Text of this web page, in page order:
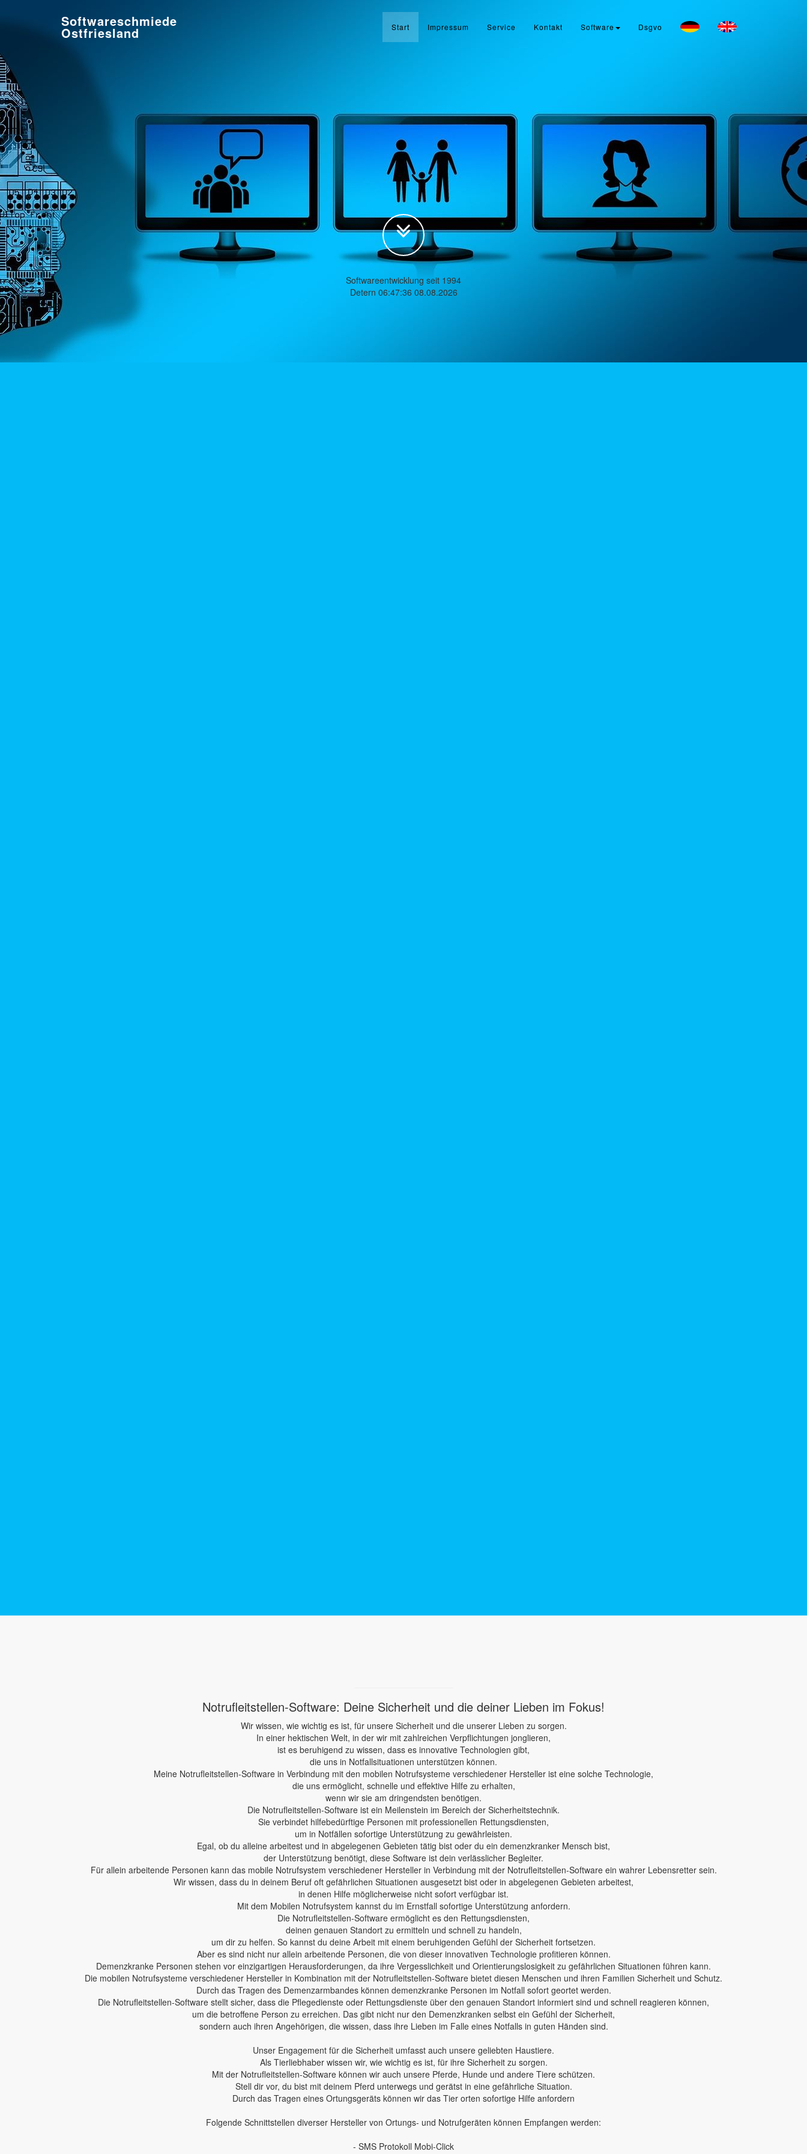
Softwareschmiede
Ostfriesland Start Impressum Service Kontakt Software Dsgvo
Softwareentwicklung seit 1994
Detern 06:47:36 08.08.2026
Notrufleitstellen-Software: Deine Sicherheit und die deiner Lieben im Fokus!
Wir wissen, wie wichtig es ist, für unsere Sicherheit und die unserer Lieben zu sorgen.
In einer hektischen Welt, in der wir mit zahlreichen Verpflichtungen jonglieren,
ist es beruhigend zu wissen, dass es innovative Technologien gibt,
die uns in Notfallsituationen unterstützen können.
Meine Notrufleitstellen-Software in Verbindung mit den mobilen Notrufsysteme verschiedener Hersteller ist eine solche Technologie,
die uns ermöglicht, schnelle und effektive Hilfe zu erhalten,
wenn wir sie am dringendsten benötigen.
Die Notrufleitstellen-Software ist ein Meilenstein im Bereich der Sicherheitstechnik.
Sie verbindet hilfebedürftige Personen mit professionellen Rettungsdiensten,
um in Notfällen sofortige Unterstützung zu gewährleisten.
Egal, ob du alleine arbeitest und in abgelegenen Gebieten tätig bist oder du ein demenzkranker Mensch bist,
der Unterstützung benötigt, diese Software ist dein verlässlicher Begleiter.
Für allein arbeitende Personen kann das mobile Notrufsystem verschiedener Hersteller in Verbindung mit der Notrufleitstellen-Software ein wahrer Lebensretter sein.
Wir wissen, dass du in deinem Beruf oft gefährlichen Situationen ausgesetzt bist oder in abgelegenen Gebieten arbeitest,
in denen Hilfe möglicherweise nicht sofort verfügbar ist.
Mit dem Mobilen Notrufsystem kannst du im Ernstfall sofortige Unterstützung anfordern.
Die Notrufleitstellen-Software ermöglicht es den Rettungsdiensten,
deinen genauen Standort zu ermitteln und schnell zu handeln,
um dir zu helfen. So kannst du deine Arbeit mit einem beruhigenden Gefühl der Sicherheit fortsetzen.
Aber es sind nicht nur allein arbeitende Personen, die von dieser innovativen Technologie profitieren können.
Demenzkranke Personen stehen vor einzigartigen Herausforderungen, da ihre Vergesslichkeit und Orientierungslosigkeit zu gefährlichen Situationen führen kann.
Die mobilen Notrufsysteme verschiedener Hersteller in Kombination mit der Notrufleitstellen-Software bietet diesen Menschen und ihren Familien Sicherheit und Schutz.
Durch das Tragen des Demenzarmbandes können demenzkranke Personen im Notfall sofort geortet werden.
Die Notrufleitstellen-Software stellt sicher, dass die Pflegedienste oder Rettungsdienste über den genauen Standort informiert sind und schnell reagieren können,
um die betroffene Person zu erreichen. Das gibt nicht nur den Demenzkranken selbst ein Gefühl der Sicherheit,
sondern auch ihren Angehörigen, die wissen, dass ihre Lieben im Falle eines Notfalls in guten Händen sind.
Unser Engagement für die Sicherheit umfasst auch unsere geliebten Haustiere.
Als Tierliebhaber wissen wir, wie wichtig es ist, für ihre Sicherheit zu sorgen.
Mit der Notrufleitstellen-Software können wir auch unsere Pferde, Hunde und andere Tiere schützen.
Stell dir vor, du bist mit deinem Pferd unterwegs und gerätst in eine gefährliche Situation.
Durch das Tragen eines Ortungsgeräts können wir das Tier orten sofortige Hilfe anfordern
Folgende Schnittstellen diverser Hersteller von Ortungs- und Notrufgeräten können Empfangen werden:
- SMS Protokoll Mobi-Click